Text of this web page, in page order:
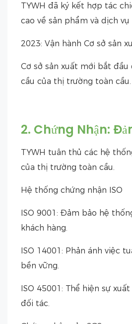
TYWH đã ký kết hợp tác
cao về sản phẩm và dịch vụ
2023: Vận hành Cơ sở sản
Cơ sở sản xuất mới bắt
cầu của thị trường toàn cầu.
2. Chứng Nhận:
TYWH tuân thủ các hệ
của thị trường toàn cầu.
Hệ thống chứng nhận ISO
ISO 9001: Đảm bảo hệ
khách hàng.
ISO 14001: Phản ánh việc
bền vững.
ISO 45001: Thể hiện sự
đối tác.